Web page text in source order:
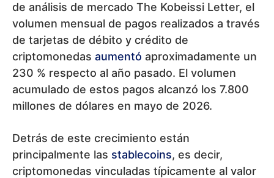
de análisis de mercado The Kobeissi Letter, el
volumen mensual de pagos realizados a través
de tarjetas de débito y crédito de
criptomonedas aumentó aproximadamente un
230 % respecto al año pasado. El volumen
acumulado de estos pagos alcanzó los 7.800
millones de dólares en mayo de 2026.
Detrás de este crecimiento están
principalmente las stablecoins, es decir,
criptomonedas vinculadas típicamente al valor